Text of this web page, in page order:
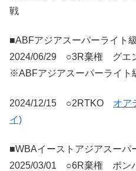
戦
■ABFアジアスーパーライト
2024/06/29 ○3R棄権 グエ
※ABFアジアスーパーライト
2024/12/15 ○2RTKO オア
イ)
■WBAイーストアジアスーパ
2025/03/01 ○6R棄権 ポン